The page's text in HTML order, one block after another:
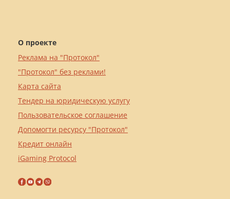
О проекте
Реклама на "Протокол"
"Протокол" без реклами!
Карта сайта
Тендер на юридическую услугу
Пользовательское соглашение
Допомогти ресурсу "Протокол"
Кредит онлайн
iGaming Protocol